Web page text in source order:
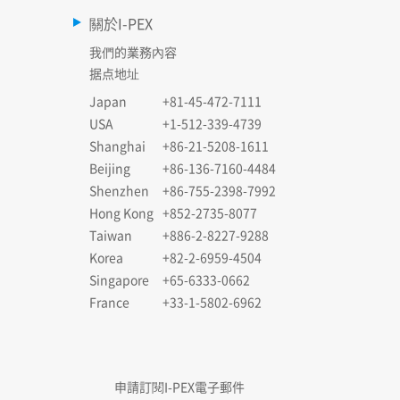
關於I-PEX
我們的業務內容
据点地址
Japan
+81-45-472-7111
USA
+1-512-339-4739
Shanghai
+86-21-5208-1611
Beijing
+86-136-7160-4484
Shenzhen
+86-755-2398-7992
Hong Kong +852-2735-8077
Taiwan
+886-2-8227-9288
Korea
+82-2-6959-4504
Singapore
+65-6333-0662
France
+33-1-5802-6962
申請訂閱I-PEX電子郵件